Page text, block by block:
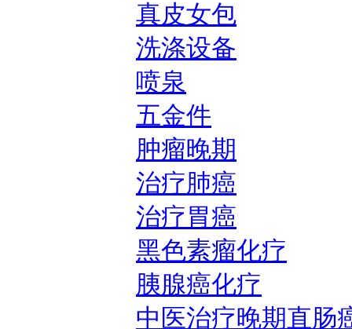
真皮女包
洗涤设备
喷泉
五金件
肿瘤晚期
治疗肺癌
治疗胃癌
黑色素瘤化疗
胰腺癌化疗
中医治疗晚期直肠